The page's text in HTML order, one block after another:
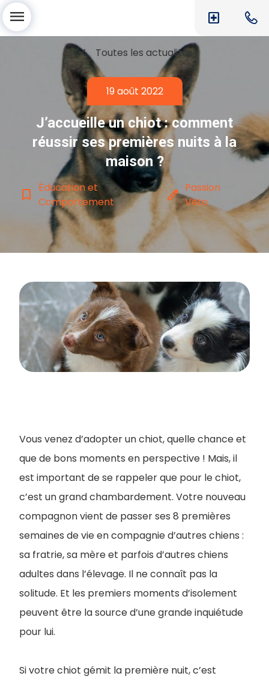
local_hospital
menu
chevron_left Toutes les actualités
19 août 2022
J’accueille un chiot : comment
réussir ses premières nuits à la
maison ?
bookmark_border
Éducation et
Comportement
edit Passion
Véto
Vous venez d’adopter un chiot, quelle chance et
que de bons moments en perspective ! Mais, il
est important de se rappeler que pour le chiot,
c’est un grand chambardement. Votre nouveau
compagnon vient de passer ses 8 premières
semaines de vie en compagnie d’autres chiens :
sa fratrie, sa mère et parfois d’autres chiens
adultes dans l’élevage. Il ne connaît pas la
solitude. Et les premiers moments d’isolement
peuvent être la source d’une grande inquiétude
pour lui.
Si votre chiot gémit la première nuit, c’est